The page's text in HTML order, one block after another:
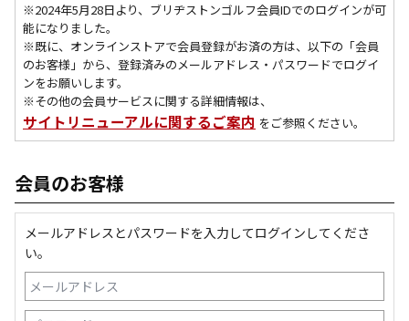
※2024年5月28日より、ブリヂストンゴルフ会員IDでのログインが可
能になりました。
※既に、 オンラインストアで会員登録がお済の方は、以下の「会員
のお客様」から、登録済みのメールアドレス・パスワードでログイ
ンをお願いします。
※その他の会員サービスに関する詳細情報は、
サイトリニューアルに関するご案内 をご参照ください。
会員のお客様
メールアドレスとパスワードを入力してログインしてくださ
い。